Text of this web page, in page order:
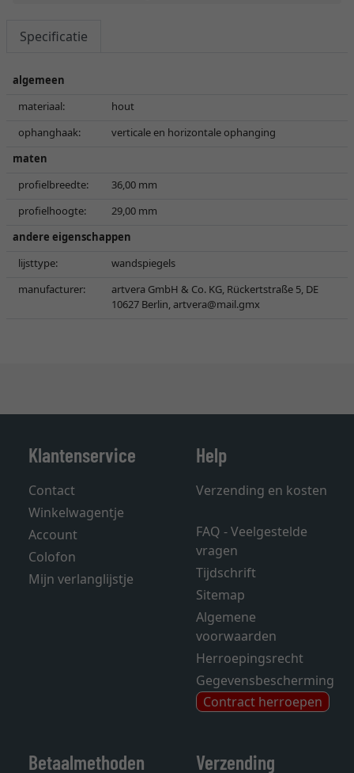
Specificatie
algemeen
materiaal:
hout
ophanghaak:
verticale en horizontale ophanging
maten
profielbreedte:
36,00 mm
profielhoogte:
29,00 mm
andere eigenschappen
lijsttype:
wandspiegels
manufacturer:
artvera GmbH & Co. KG, Rückertstraße 5, DE
10627 Berlin,artvera@mail.gmx
Klantenservice
Contact
Winkelwagentje
Account
Colofon
Mijn verlanglijstje
Help
Verzending en kosten
FAQ - Veelgestelde
vragen
Tijdschrift
Sitemap
Algemene
voorwaarden
Herroepingsrecht
Gegevensbescherming
Contract herroepen
Betaalmethoden Verzending